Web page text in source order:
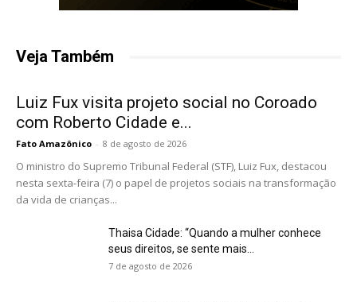
Veja Também
Luiz Fux visita projeto social no Coroado
com Roberto Cidade e...
Fato Amazônico - 8 de agosto de 2026
O ministro do Supremo Tribunal Federal (STF), Luiz Fux, destacou
nesta sexta-feira (7) o papel de projetos sociais na transformação
da vida de crianças...
Thaisa Cidade: “Quando a mulher conhece
seus direitos, se sente mais...
7 de agosto de 2026